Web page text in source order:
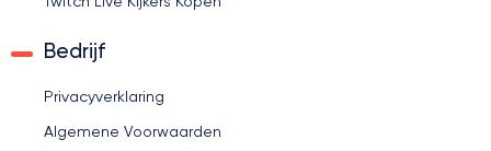
Bedrijf
Privacyverklaring
Algemene Voorwaarden